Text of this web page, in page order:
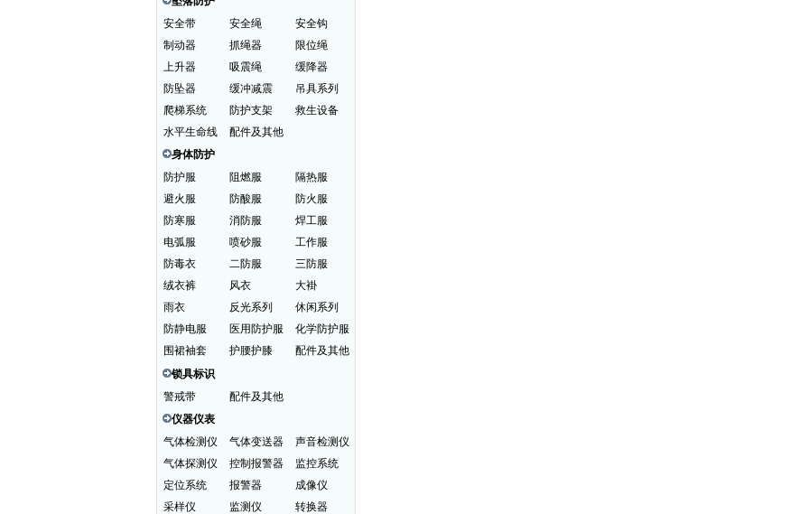
安全带
安全绳
安全钩
制动器
抓绳器
限位绳
上升器
吸震绳
缓降器
防坠器
缓冲减震
吊具系列
爬梯系统
防护支架
救生设备
水平生命线
配件及其他
身体防护
防护服
阻燃服
隔热服
避火服
防酸服
防火服
防寒服
消防服
焊工服
电弧服
喷砂服
工作服
防毒衣
二防服
三防服
绒衣裤
风衣
大褂
雨衣
反光系列
休闲系列
防静电服
医用防护服
化学防护服
围裙袖套
护腰护膝
配件及其他
锁具标识
警戒带
配件及其他
仪器仪表
气体检测仪
气体变送器
声音检测仪
气体探测仪
控制报警器
监控系统
定位系统
报警器
成像仪
采样仪
监测仪
转换器